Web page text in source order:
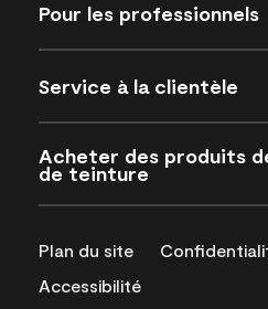
Pour les professionnels
Service à la clientèle
Acheter des produits
de teinture
Plan du site
Accessibilité